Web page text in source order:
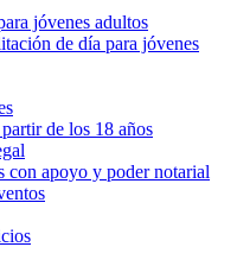
jóvenes adultos
de día para jóvenes
de los 18 años
con apoyo y poder notarial